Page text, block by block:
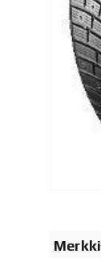
Merkki